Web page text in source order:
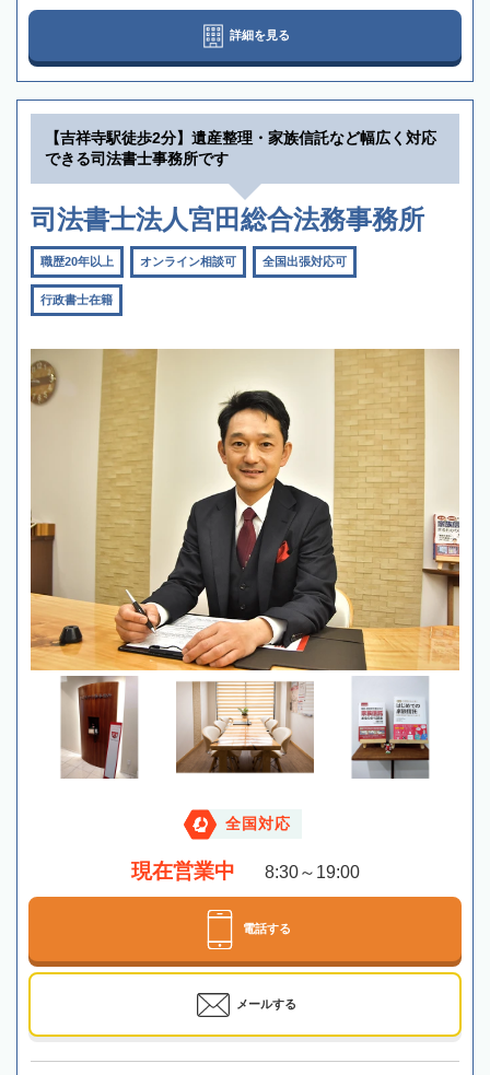
詳細を見る
【吉祥寺駅徒歩2分】遺産整理・家族信託など幅広く対応
できる司法書士事務所です
司法書士法人宮田総合法務事務所
職歴20年以上 オンライン相談可 全国出張対応可
行政書士在籍
全国対応
現在営業中 8:30～19:00
電話する
メールする